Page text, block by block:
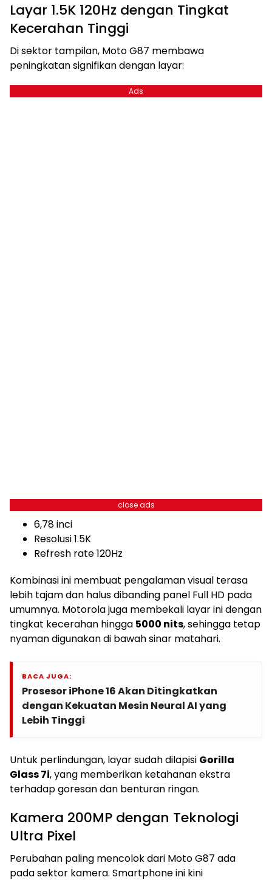
Layar 1.5K 120Hz dengan Tingkat
Kecerahan Tinggi
Di sektor tampilan, Moto G87 membawa
peningkatan signifikan dengan layar:
Ads
close ads
6,78 inci
Resolusi 1.5K
Refresh rate 120Hz
Kombinasi ini membuat pengalaman visual terasa
lebih tajam dan halus dibanding panel Full HD pada
umumnya. Motorola juga membekali layar ini dengan
tingkat kecerahan hingga 5000 nits, sehingga tetap
nyaman digunakan di bawah sinar matahari.
BACA JUGA:
Prosesor iPhone 16 Akan Ditingkatkan
dengan Kekuatan Mesin Neural AI yang
Lebih Tinggi
Untuk perlindungan, layar sudah dilapisi Gorilla
Glass 7i, yang memberikan ketahanan ekstra
terhadap goresan dan benturan ringan.
Kamera 200MP dengan Teknologi
Ultra Pixel
Perubahan paling mencolok dari Moto G87 ada
pada sektor kamera. Smartphone ini kini